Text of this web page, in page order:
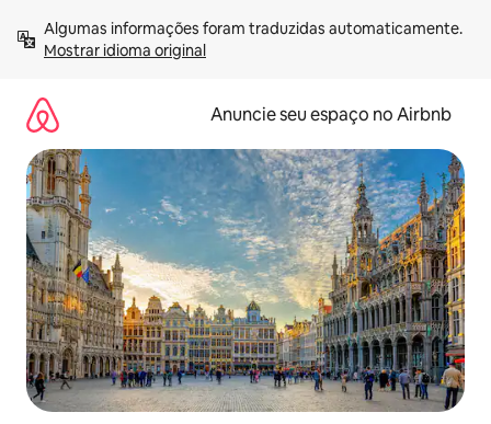
para
Mostrar idioma original
Anuncie seu espaço no Airbnb